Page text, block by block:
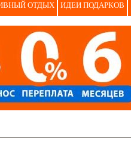
ОТДЫХ ИДЕИ ПОДАРКОВ